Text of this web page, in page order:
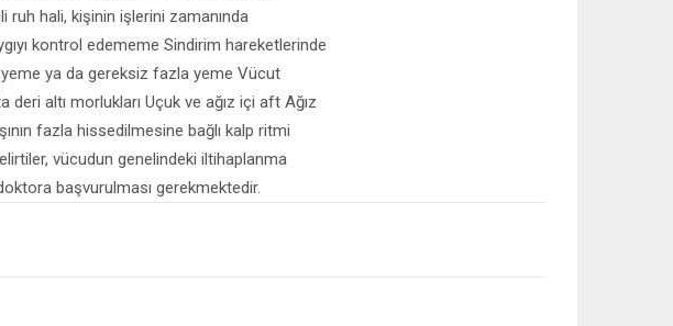
hali, kişinin işlerini zamanında
kontrol edememe Sindirim hareketlerinde
yeme ya da gereksiz fazla yeme Vücut
deri altı morlukları Uçuk ve ağız içi aft Ağız
fazla hissedilmesine bağlı kalp ritmi
vücudun genelindeki iltihaplanma
başvurulması gerekmektedir.